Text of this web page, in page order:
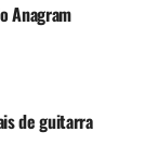
Anagram
de guitarra